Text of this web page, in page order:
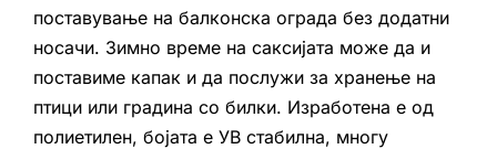
поставување на балконска ограда без додатни
носачи. Зимно време на саксијата може да и
поставиме капак и да послужи за хранење на
птици или градина со билки. Изработена е од
полиетилен, бојата е УВ стабилна, многу